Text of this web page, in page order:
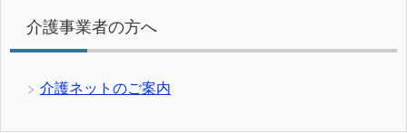
介護事業者の方へ
介護ネットのご案内